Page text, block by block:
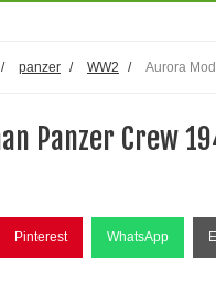
/ panzer / WW2 /
Aurora
Panzer Crew
Pinterest WhatsApp